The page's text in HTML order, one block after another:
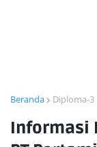
Beranda Diploma-3
Informasi